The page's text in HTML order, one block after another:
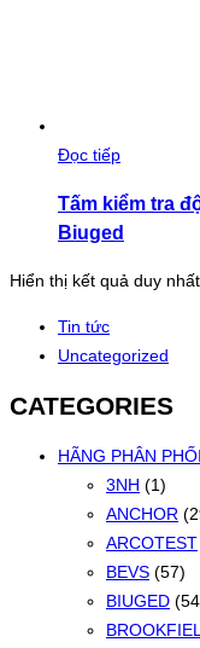
Đọc tiếp
Tấm kiểm tra
Biuged
Hiển thị kết quả duy nhất
Tin tức
Uncategorized
CATEGORIES
HÃNG PHÂN PHỐI
3NH (1)
ANCHOR
ARCOTEST
BEVS (57)
BIUGED